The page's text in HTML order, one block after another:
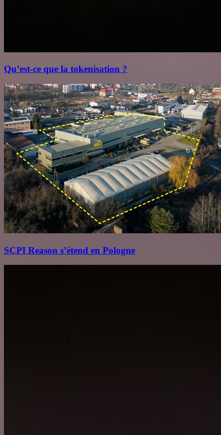
Qu’est‑ce que la tokenisation ?
SCPI Reason s’étend en Pologne